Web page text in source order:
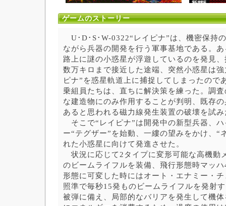
ゲームのストーリー
U･D･S･W-0322“レイピナ”は、機密保持
ながら兵器の開発を行う軍事基地である。
路上に謎の小惑星が浮遊しているのを発見
数万キロまで接近した途端、突然小惑星は
ピナ”を惑星軌道上に捕捉してしまったので
乗組員たちは、直ちに解決策を練った。調
な建造物にのみ作用することが判明、既存
あると思われる磁力線発生装置の破壊を試
そこで“レイピナ”は開発中の新型兵器、
ー“テグザー”を始動、一縷の望みをかけ、“
れた小惑星に向けて発進させた。
状況に応じて2タイプに変形可能な高機動
のビームライフルを装備、飛行形態時マッ
形態に可変した時にはオート・エナミー・
照準で毎秒15発ものビームライフルを発射
被弾に備え、局部的なバリアを発生して機